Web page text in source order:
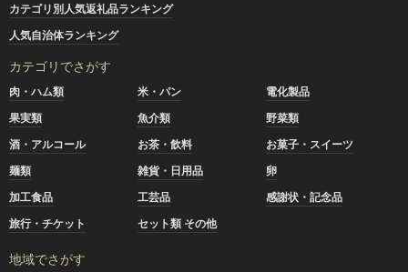
カテゴリ別人気返礼品ランキング
人気自治体ランキング
カテゴリでさがす
肉・ハム類 米・パン
電化製品
果実類
魚介類
野菜類
酒・アルコール
お茶・飲料
お菓子・スイーツ
麺類
雑貨・日用品
卵
加工食品
工芸品
感謝状・記念品
旅行・チケット
セット類 その他
地域でさがす